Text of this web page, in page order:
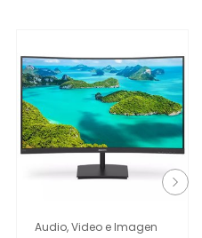
Audio, Video e Imagen